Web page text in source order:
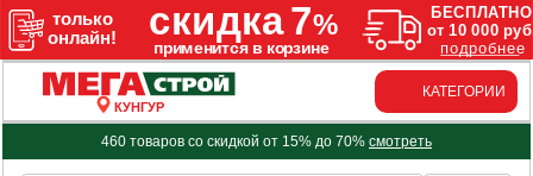
КУНГУР
КАТЕГОРИИ
460 товаров со скидкой от 15% до 70% смотреть